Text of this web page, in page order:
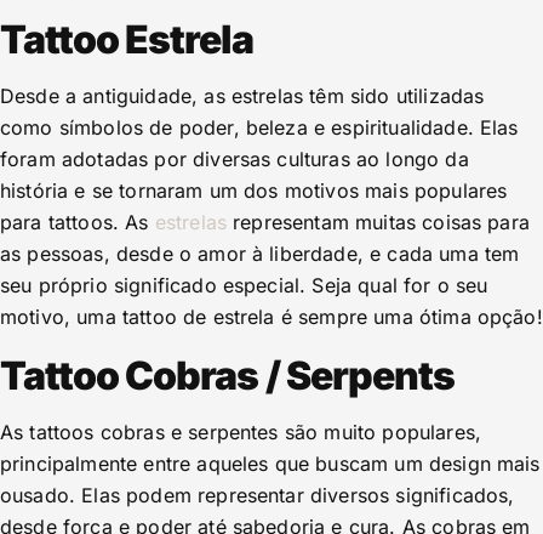
Tattoo Estrela
Desde a antiguidade, as estrelas têm sido utilizadas
como símbolos de poder, beleza e espiritualidade. Elas
foram adotadas por diversas culturas ao longo da
história e se tornaram um dos motivos mais populares
para tattoos. As estrelas representam muitas coisas para
as pessoas, desde o amor à liberdade, e cada uma tem
seu próprio significado especial. Seja qual for o seu
motivo, uma tattoo de estrela é sempre uma ótima opção!
Tattoo Cobras / Serpents
As tattoos cobras e serpentes são muito populares,
principalmente entre aqueles que buscam um design mais
ousado. Elas podem representar diversos significados,
desde força e poder até sabedoria e cura. As cobras em